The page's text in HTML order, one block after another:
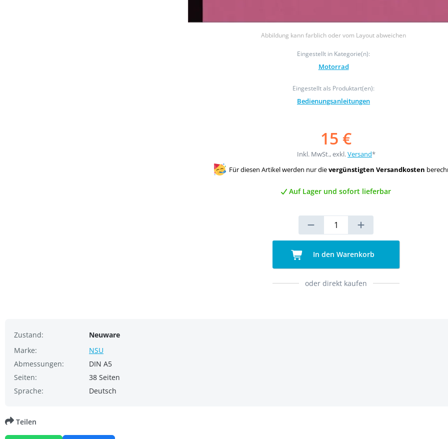
Abbildung kann farblich oder vom Layout abweichen
Eingestellt in Kategorie(n):
Motorrad
Eingestellt als Produktart(en):
Bedienungsanleitungen
15 €
Inkl. MwSt., exkl.Versand*
Für diesen Artikel werden nur dievergünstigten Versandkosten
Auf Lager und sofort lieferbar
In den Warenkorb
oder direkt kaufen
Zustand:
Neuware
Marke:
NSU
Abmessungen:
DIN A5
Seiten:
38 Seiten
Sprache:
Deutsch
Teilen